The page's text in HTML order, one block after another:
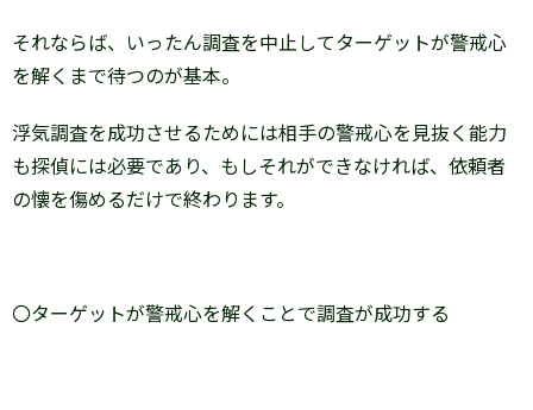
それならば、いったん調査を中止してターゲットが警戒心
を解くまで待つのが基本。
浮気調査を成功させるためには相手の警戒心を見抜く能力
も探偵には必要であり、もしそれができなければ、依頼者
の懐を傷めるだけで終わります。
〇ターゲットが警戒心を解くことで調査が成功する